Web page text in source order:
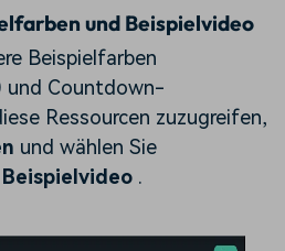
und Beispielvideo
Beispielfarben
und Countdown-
Ressourcen zuzugreifen,
und wählen Sie
Beispielvideo .